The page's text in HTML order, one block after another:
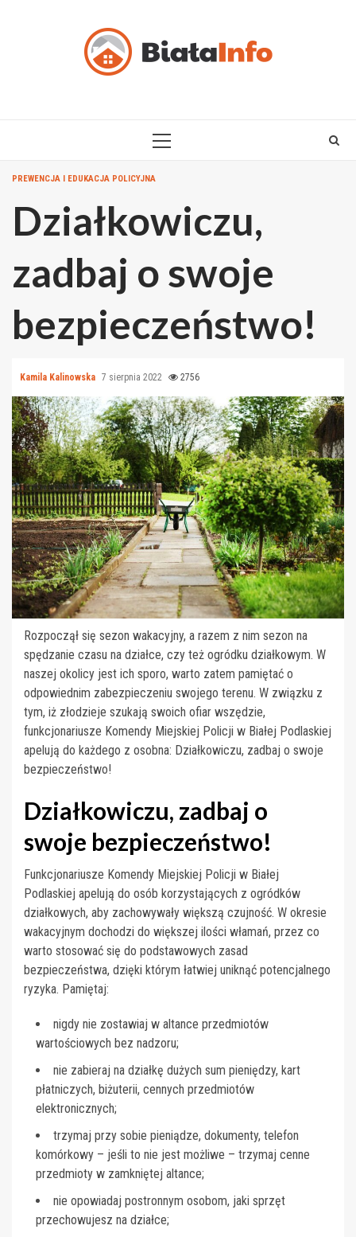
PRIMARY
PREWENCJA I EDUKACJA POLICYJNA
Działkowiczu,
zadbaj o swoje
bezpieczeństwo!
Kamila Kalinowska 7 sierpnia 2022 2756
Rozpoczął się sezon wakacyjny, a razem z nim sezon na
spędzanie czasu na działce, czy też ogródku działkowym. W
naszej okolicy jest ich sporo, warto zatem pamiętać o
odpowiednim zabezpieczeniu swojego terenu. W związku z
tym, iż złodzieje szukają swoich ofiar wszędzie,
funkcjonariusze Komendy Miejskiej Policji w Białej Podlaskiej
apelują do każdego z osobna: Działkowiczu, zadbaj o swoje
bezpieczeństwo!
Działkowiczu, zadbaj o
swoje bezpieczeństwo!
Funkcjonariusze Komendy Miejskiej Policji w Białej
Podlaskiej apelują do osób korzystających z ogródków
działkowych, aby zachowywały większą czujność. W okresie
wakacyjnym dochodzi do większej ilości włamań, przez co
warto stosować się do podstawowych zasad
bezpieczeństwa, dzięki którym łatwiej uniknąć potencjalnego
ryzyka. Pamiętaj:
nigdy nie zostawiaj w altance przedmiotów
wartościowych bez nadzoru;
nie zabieraj na działkę dużych sum pieniędzy, kart
płatniczych, biżuterii, cennych przedmiotów
elektronicznych;
trzymaj przy sobie pieniądze, dokumenty, telefon
komórkowy – jeśli to nie jest możliwe – trzymaj cenne
przedmioty w zamkniętej altance;
nie opowiadaj postronnym osobom, jaki sprzęt
przechowujesz na działce;